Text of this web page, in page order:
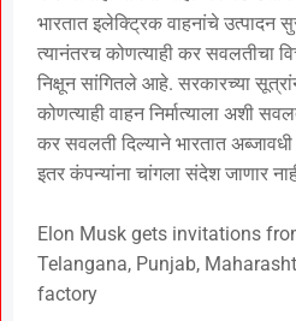
भारतात इलेक्ट्रिक वाहनांचे उत्पादन
त्यानंतरच कोणत्याही कर सवलतीचा
निक्षून सांगितले आहे. सरकारच्या
कोणत्याही वाहन निर्मात्याला अशी
कर सवलती दिल्याने भारतात
इतर कंपन्यांना चांगला संदेश जाणार
Elon Musk gets invitations
Telangana, Punjab,
factory